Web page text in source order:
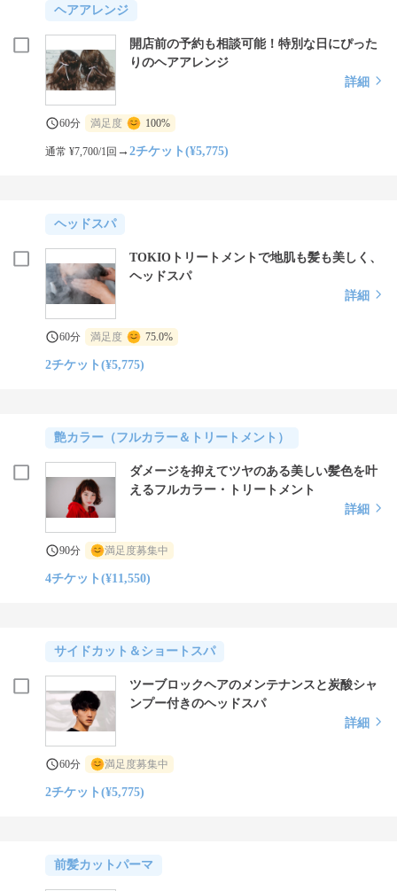
ヘアアレンジ
開店前の予約も相談可能！特別な日にぴった
りのヘアアレンジ
詳細
60分 満足度 100%
通常 ¥7,700/1回 →2チケット(¥5,775)
ヘッドスパ
TOKIOトリートメントで地肌も髪も美しく、
ヘッドスパ
詳細
60分 満足度 75.0%
2チケット(¥5,775)
艶カラー（フルカラー＆トリートメント）
ダメージを抑えてツヤのある美しい髪色を叶
えるフルカラー・トリートメント
詳細
90分 満足度募集中
4チケット(¥11,550)
サイドカット＆ショートスパ
ツーブロックヘアのメンテナンスと炭酸シャ
ンプー付きのヘッドスパ
詳細
60分 満足度募集中
2チケット(¥5,775)
前髪カットパーマ